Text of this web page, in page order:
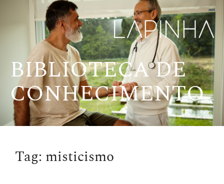
BIBLIOTECA DE
CONHECIMENTO
Tag: misticismo